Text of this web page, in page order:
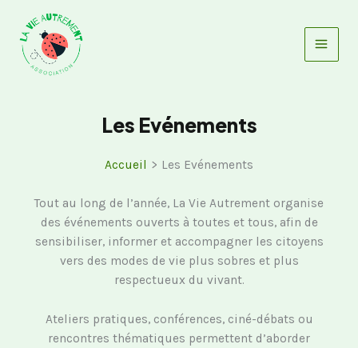
contenu
Les Evénements
Accueil Les Evénements
Tout au long de l’année, La Vie Autrement organise
des événements ouverts à toutes et tous, afin de
sensibiliser, informer et accompagner les citoyens
vers des modes de vie plus sobres et plus
respectueux du vivant.
Ateliers pratiques, conférences, ciné-débats ou
rencontres thématiques permettent d’aborder